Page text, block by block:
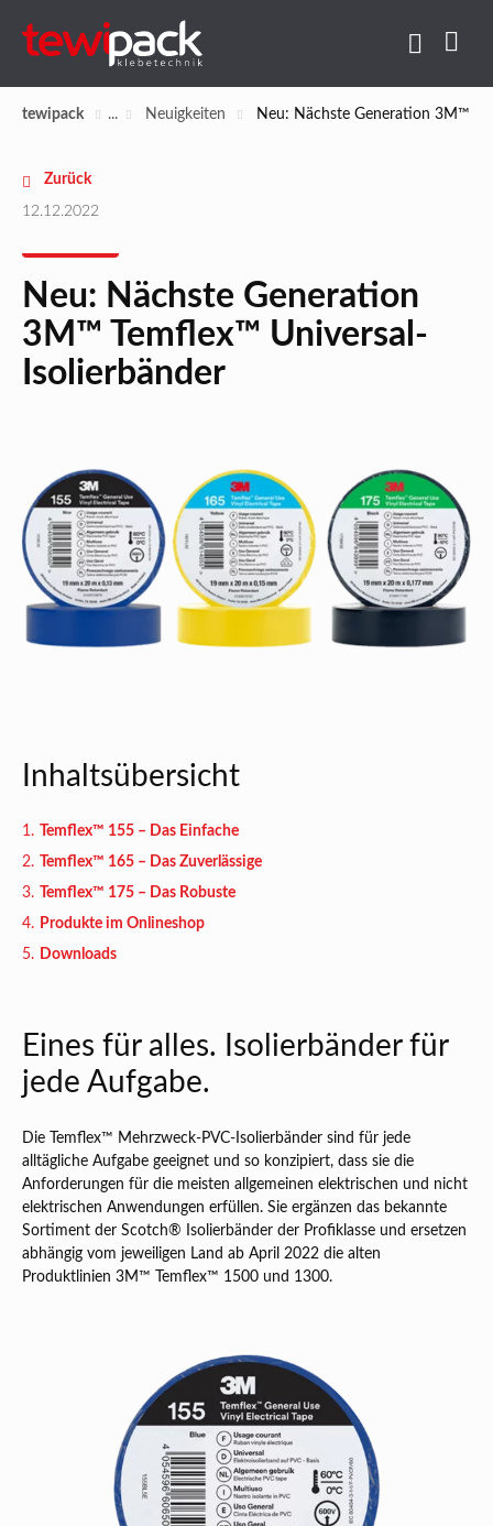
tewipack Neuigkeiten Neu: Nächste Generation 3M™
Zurück
12.12.2022
Neu: Nächste Generation
3M™ Temflex™ Universal-
Isolierbänder
Inhaltsübersicht
Temflex™ 155 – Das Einfache
Temflex™ 165 – Das Zuverlässige
Temflex™ 175 – Das Robuste
Produkte im Onlineshop
Downloads
Eines für alles. Isolierbänder für
jede Aufgabe.
Die Temflex™ Mehrzweck-PVC-Isolierbänder sind für jede
alltägliche Aufgabe geeignet und so konzipiert, dass sie die
Anforderungen für die meisten allgemeinen elektrischen und nicht
elektrischen Anwendungen erfüllen. Sie ergänzen das bekannte
Sortiment der Scotch® Isolierbänder der Profiklasse und ersetzen
abhängig vom jeweiligen Land ab April 2022 die alten
Produktlinien 3M™ Temflex™ 1500 und 1300.